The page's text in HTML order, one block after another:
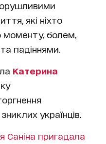
які ніхто
моменту, болем,
падіннями.
Катерина
українців.
Саніна пригадала